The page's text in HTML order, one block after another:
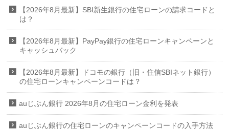
【2026年8月最新】SBI新生銀行の住宅ローンの請求コードと
は？
【2026年8月最新】PayPay銀行の住宅ローンキャンペーンと
キャッシュバック
【2026年8月最新】ドコモの銀行（旧・住信SBIネット銀行）
の住宅ローンキャンペーンコードは？
auじぶん銀行 2026年8月の住宅ローン金利を発表
auじぶん銀行の住宅ローンのキャンペーンコードの入手方法